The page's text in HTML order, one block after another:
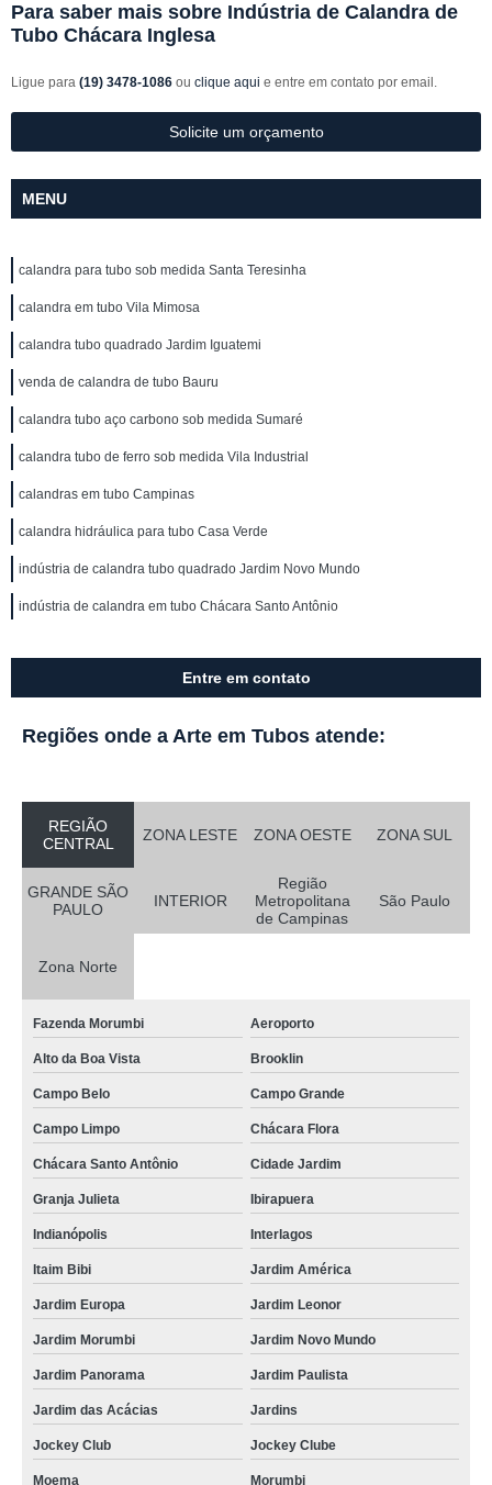
Para saber mais sobre Indústria de Calandra de
Tubo Chácara Inglesa
Ligue para (19) 3478-1086 ou clique aqui e entre em contato por email.
Solicite um orçamento
MENU
calandra para tubo sob medida Santa Teresinha
calandra em tubo Vila Mimosa
calandra tubo quadrado Jardim Iguatemi
venda de calandra de tubo Bauru
calandra tubo aço carbono sob medida Sumaré
calandra tubo de ferro sob medida Vila Industrial
calandras em tubo Campinas
calandra hidráulica para tubo Casa Verde
indústria de calandra tubo quadrado Jardim Novo Mundo
indústria de calandra em tubo Chácara Santo Antônio
Entre em contato
Regiões onde a Arte em Tubos atende:
REGIÃO
CENTRAL
ZONA LESTE ZONA OESTE ZONA SUL
GRANDE SÃO
PAULO
INTERIOR
Região
Metropolitana
de Campinas
São Paulo
Zona Norte
Fazenda Morumbi Aeroporto
Alto da Boa Vista Brooklin
Campo Belo Campo Grande
Campo Limpo Chácara Flora
Chácara Santo Antônio Cidade Jardim
Granja Julieta Ibirapuera
Indianópolis Interlagos
Itaim Bibi Jardim América
Jardim Europa Jardim Leonor
Jardim Morumbi Jardim Novo Mundo
Jardim Panorama Jardim Paulista
Jardim das Acácias Jardins
Jockey Club Jockey Clube
Moema Morumbi